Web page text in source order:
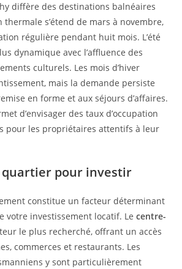
diffère des destinations balnéaires
thermale s’étend de mars à novembre,
régulière pendant huit mois. L’été
dynamique avec l’affluence des
culturels. Les mois d’hiver
mais la demande persiste
en forme et aux séjours d’affaires.
d’envisager des taux d’occupation
pour les propriétaires attentifs à leur
quartier pour investir
constitue un facteur déterminant
votre investissement locatif. Le centre-
le plus recherché, offrant un accès
commerces et restaurants. Les
y sont particulièrement